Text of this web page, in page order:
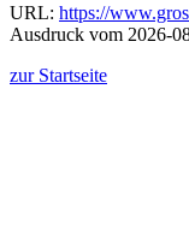
URL: https://
Ausdruck vom 2026-
zur Startseite